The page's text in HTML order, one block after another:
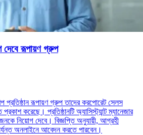
দেবে রূপায়ণ গ্রুপ
প্রতিষ্ঠান রূপায়ণ গ্রুপ তাদের করপোরেট সেলস
করেছে। প্রতিষ্ঠানটি অ্যাসিস্ট্যান্ট ম্যানেজার
নিয়োগ দেবে। বিজ্ঞপ্তি অনুযায়ী, আগ্রহী
অনলাইনে আবেদন করতে পারবেন।